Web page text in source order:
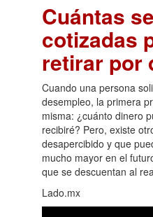
Cuántas
cotizadas
retirar por
Cuando una persona
desempleo, la primera
misma: ¿cuánto dinero
recibiré? Pero, existe
desapercibido y que
mucho mayor en el
que se descuentan al
Lado.mx